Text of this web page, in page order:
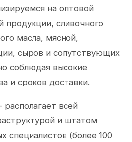
на оптовой
продукции, сливочного
масла, мясной,
сыров и сопутствующих
соблюдая высокие
и сроков доставки.
всей
и штатом
специалистов (более 100